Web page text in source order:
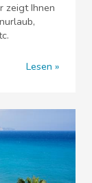
zeigt Ihnen
Lesen